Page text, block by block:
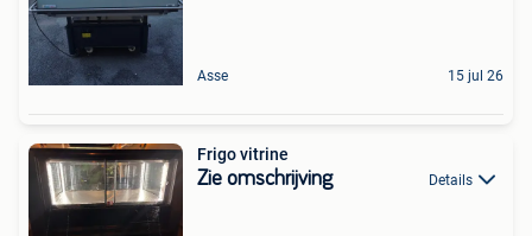
Asse 15 jul 26
Frigo vitrine
Zie omschrijving Details